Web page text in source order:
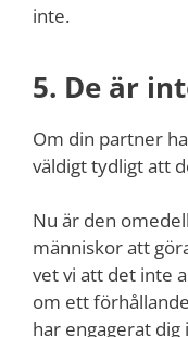
inte.
5. De är
Om din partner
väldigt tydligt att
Nu är den
människor att
vet vi att det inte
om ett
har engagerat dig i